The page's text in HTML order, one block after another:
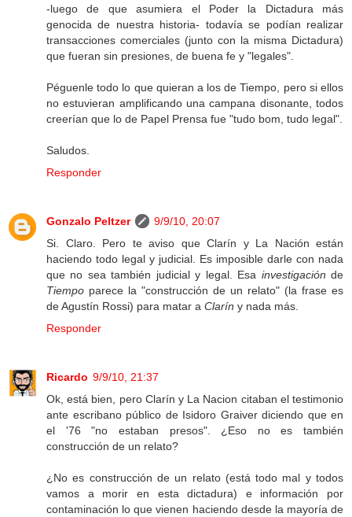
-luego de que asumiera el Poder la Dictadura más
genocida de nuestra historia- todavía se podían realizar
transacciones comerciales (junto con la misma Dictadura)
que fueran sin presiones, de buena fe y "legales".
Péguenle todo lo que quieran a los de Tiempo, pero si ellos
no estuvieran amplificando una campana disonante, todos
creerían que lo de Papel Prensa fue "tudo bom, tudo legal".
Saludos.
Responder
Gonzalo Peltzer
9/9/10, 20:07
Si. Claro. Pero te aviso que Clarín y La Nación están
haciendo todo legal y judicial. Es imposible darle con nada
que no sea también judicial y legal. Esa investigación de
Tiempo parece la "construcción de un relato" (la frase es
de Agustín Rossi) para matar a Clarín y nada más.
Responder
Ricardo 9/9/10, 21:37
Ok, está bien, pero Clarín y La Nacion citaban el testimonio
ante escribano público de Isidoro Graiver diciendo que en
el '76 "no estaban presos". ¿Eso no es también
construcción de un relato?
¿No es construcción de un relato (está todo mal y todos
vamos a morir en esta dictadura) e información por
contaminación lo que vienen haciendo desde la mayoría de